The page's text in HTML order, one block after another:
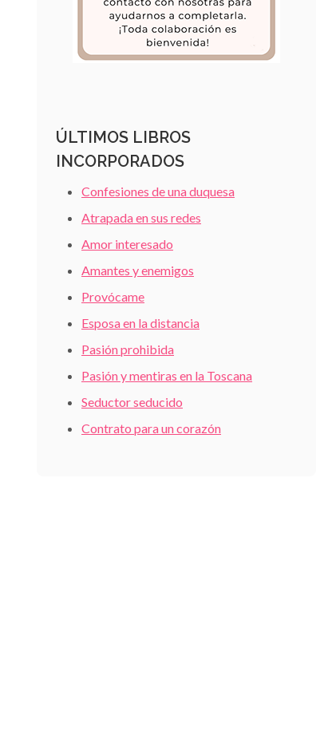
ÚLTIMOS LIBROS
INCORPORADOS
Confesiones de una duquesa
Atrapada en sus redes
Amor interesado
Amantes y enemigos
Provócame
Esposa en la distancia
Pasión prohibida
Pasión y mentiras en la Toscana
Seductor seducido
Contrato para un corazón